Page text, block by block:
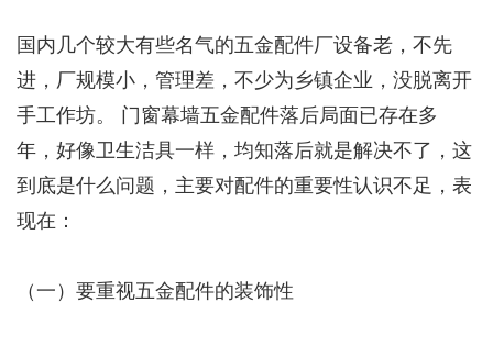
国内几个较大有些名气的五金配件厂设备老，不先
进，厂规模小，管理差，不少为乡镇企业，没脱离开
手工作坊。 门窗幕墙五金配件落后局面已存在多
年，好像卫生洁具一样，均知落后就是解决不了，这
到底是什么问题，主要对配件的重要性认识不足，表
现在：
（一）要重视五金配件的装饰性